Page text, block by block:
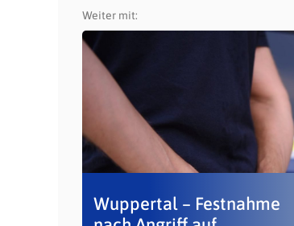
Weiter mit:
Wuppertal – Festnahme